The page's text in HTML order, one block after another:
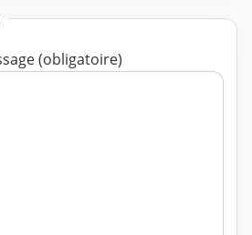
Texte de votre message (obligatoire)